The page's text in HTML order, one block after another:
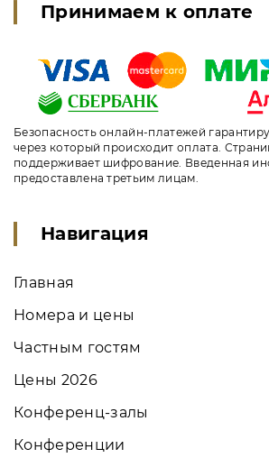
Принимаем к оплате
Безопасность онлайн-платежей
через который происходит оплата.
поддерживает шифрование. Введенная
предоставлена третьим лицам.
Навигация
Главная
Номера и цены
Частным гостям
Цены 2026
Конференц-залы
Конференции